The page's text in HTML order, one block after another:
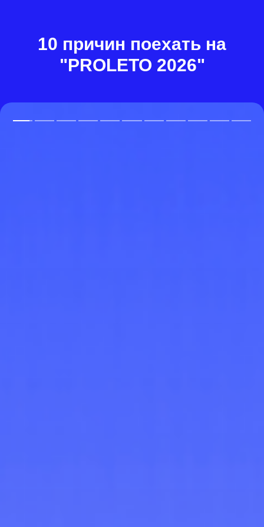
10 причин поехать на
"PROLETO 2026"